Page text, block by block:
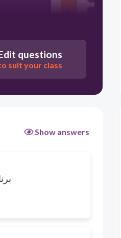
questions
suit your class
Show answers